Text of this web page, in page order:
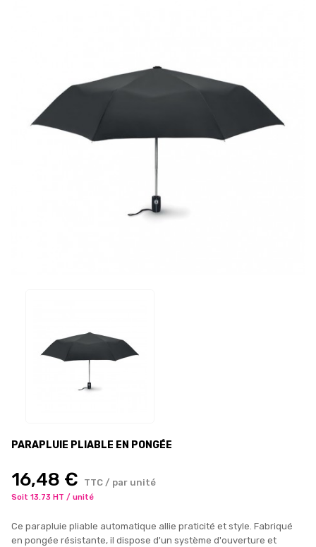
PARAPLUIE PLIABLE EN PONGÉE
16,48 € TTC / par unité
Soit 13.73 HT / unité
Ce parapluie pliable automatique allie praticité et style. Fabriqué
en pongée résistante, il dispose d'un système d'ouverture et